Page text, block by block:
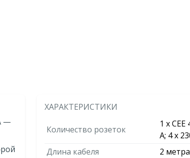
—
ХАРАКТЕРИСТИКИ
Количество розеток
1 x
A; 4 x
Длина кабеля
2 метра